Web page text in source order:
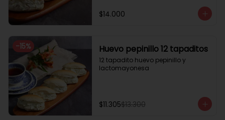
$14.000
-15% Huevo pepinillo 12 tapaditos
12 tapadito huevo pepinillo y
lactomayonesa
$11.305$13.300